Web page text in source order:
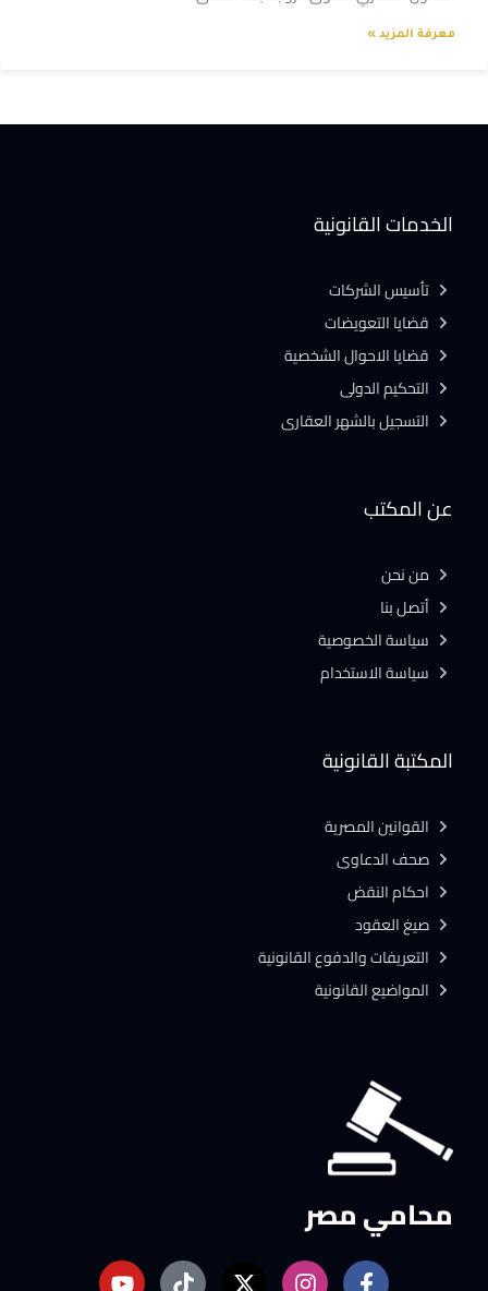
معرفة المزيد »
محامي مصر
المكتبة القانونية
القوانين المصرية
صحف الدعاوى
احكام النقض
صيغ العقود
التعريفات والدفوع القانونية
المواضيع القانونية
عن المكتب
من نحن
أتصل بنا
سياسة الخصوصية
سياسة الاستخدام
الخدمات القانونية
تأسيس الشركات
قضايا التعويضات
قضايا الاحوال الشخصية
التحكيم الدولى
التسجيل بالشهر العقارى